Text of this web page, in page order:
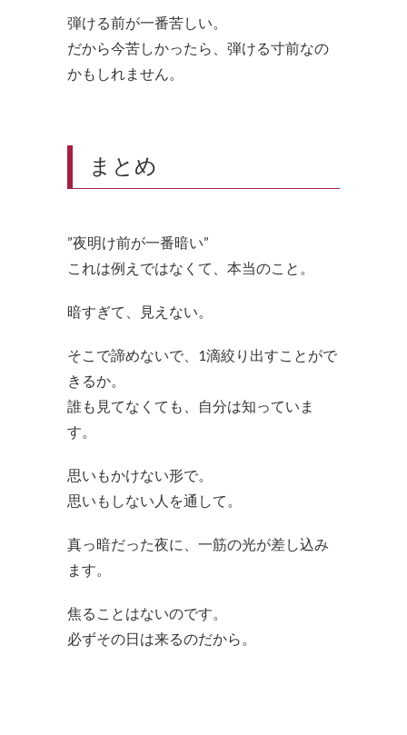
弾ける前が一番苦しい。
だから今苦しかったら、弾ける寸前なの
かもしれません。
まとめ
”夜明け前が一番暗い”
これは例えではなくて、本当のこと。
暗すぎて、見えない。
そこで諦めないで、1滴絞り出すことがで
きるか。
誰も見てなくても、自分は知っていま
す。
思いもかけない形で。
思いもしない人を通して。
真っ暗だった夜に、一筋の光が差し込み
ます。
焦ることはないのです。
必ずその日は来るのだから。